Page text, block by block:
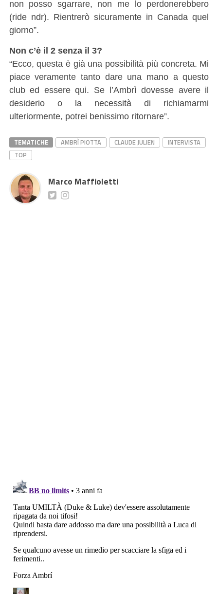
non posso sgarrare, non me lo perdonerebbero
(ride ndr). Rientrerò sicuramente in Canada quel
giorno”.
Non c’è il 2 senza il 3?
“Ecco, questa è già una possibilità più concreta. Mi
piace veramente tanto dare una mano a questo
club ed essere qui. Se l’Ambrì dovesse avere il
desiderio o la necessità di richiamarmi
ulteriormente, potrei benissimo ritornare”.
TEMATICHE AMBRÌ PIOTTA CLAUDE JULIEN
INTERVISTA
TOP
Marco Maffioletti